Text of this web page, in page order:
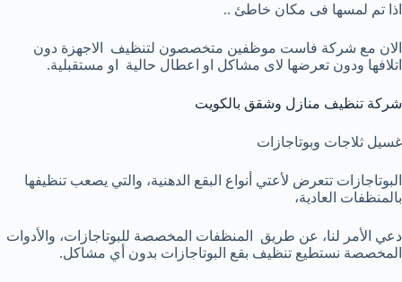
اذا تم لمسها فى مكان خاطئ ..
الان مع شركة فاست موظفين متخصصون لتنظيف الاجهزة دون
اتلافها ودون تعرضها لاى مشاكل او اعطال حالية او مستقبلية.
شركة تنظيف منازل وشقق بالكويت
غسيل ثلاجات وبوتاجازات
البوتاجازات تتعرض لأعتي أنواع البقع الدهنية، والتي يصعب تنظيفها
بالمنظفات العادية،
دعي الأمر لنا، عن طريق المنظفات المخصصة للبوتاجازات، والأدوات
المخصصة نستطيع تنظيف بقع البوتاجازات بدون أي مشاكل.